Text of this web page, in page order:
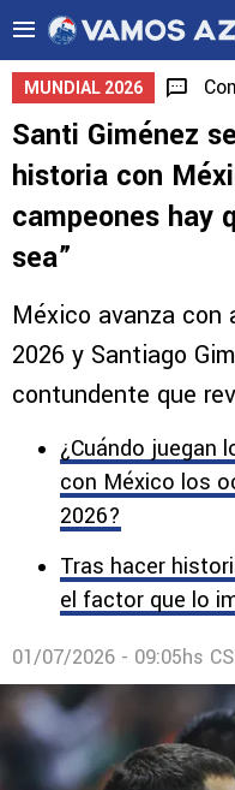
MUNDIAL 2026
Santi Giménez
historia con
campeones hay
sea”
México avanza con
2026 y Santiago
contundente que
¿Cuándo juegan
con México los
2026?
Tras hacer
el factor que lo
01/07/2026 - 09:05hs